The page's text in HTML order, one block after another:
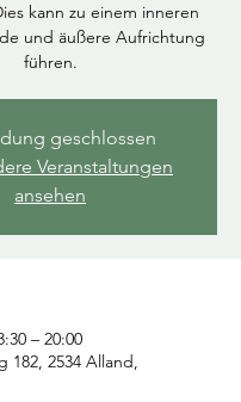
kann zu einem inneren
und äußere Aufrichtung
führen.
geschlossen
Veranstaltungen
ansehen
– 20:00
182, 2534 Alland,